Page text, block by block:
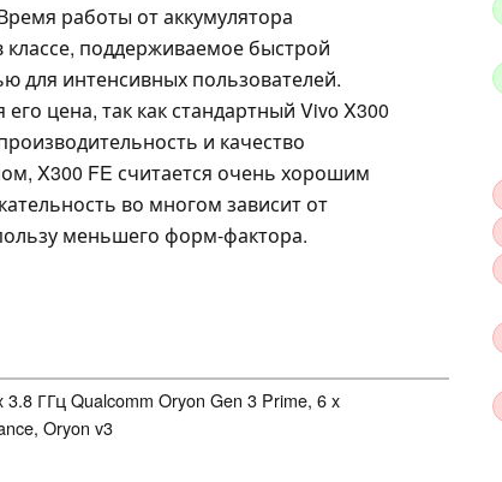
работы от аккумулятора
поддерживаемое быстрой
для интенсивных пользователей.
цена, так как стандартный Vivo X300
и качество
X300 FE считается очень хорошим
во многом зависит от
меньшего форм-фактора.
ГГц Qualcomm Oryon Gen 3 Prime, 6 x
Oryon v3